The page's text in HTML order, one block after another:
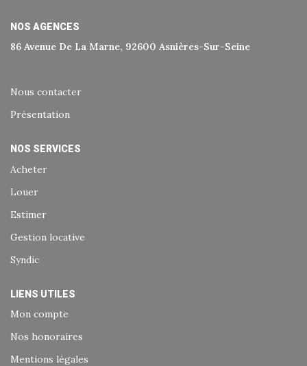
Nos Actualités
NOS AGENCES
86 Avenue De La Marne, 92600 Asnières-Sur-Seine
3 Place Michelet, 78800 Houilles
Nous contacter
Présentation
NOS SERVICES
Acheter
Louer
Estimer
Gestion locative
Syndic
LIENS UTILES
Mon compte
Nos honoraires
Mentions légales